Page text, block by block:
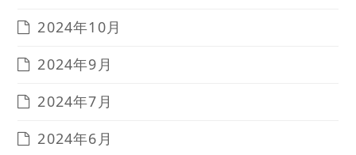
2024年10月
2024年9月
2024年7月
2024年6月